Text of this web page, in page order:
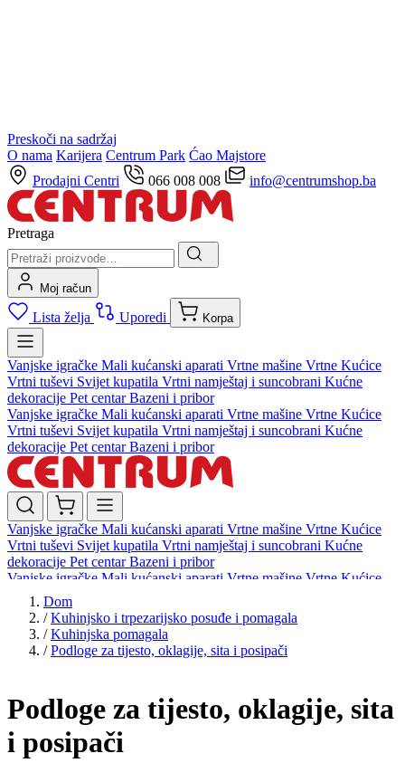
Preskoči na sadržaj
O nama Karijera Centrum Park Ćao Majstore
Prodajni Centri
066 008 008 info@centrumshop.ba
Pretraga
Moj račun
Lista želja Uporedi Korpa
Vanjske igračke Mali kućanski aparati Vrtne mašine Vrtne Kućice
Vrtni tuševi Svijet kupatila Vrtni namještaj i suncobrani Kućne
dekoracije Pet centarBazeni i pribor
Vanjske igračke Mali kućanski aparati Vrtne mašine Vrtne Kućice
Vrtni tuševi Svijet kupatila Vrtni namještaj i suncobrani Kućne
dekoracije Pet centarBazeni i pribor
Vanjske igračke Mali kućanski aparati Vrtne mašine Vrtne Kućice
Vrtni tuševi Svijet kupatila Vrtni namještaj i suncobrani Kućne
dekoracije Pet centarBazeni i pribor
Vanjske igračke Mali kućanski aparati Vrtne mašine Vrtne Kućice
Vrtni tuševi
dekoracijePet centar Bazeni i pribor
Dom
/ Kuhinjsko i trpezarijsko posuđe i pomagala
/ Kuhinjska pomagala
/ Podloge za tijesto, oklagije, sita i posipači
Podloge za tijesto, oklagije, sita
i posipači